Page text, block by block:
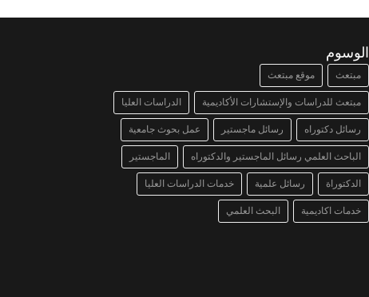
الوسوم
مبتعث موقع مبتعث
مبتعث للدراسات والإستشارات الأكاديمية الدراسات العليا
رسائل دكتوراه رسائل ماجستير عمل بحوث جامعية
الباحث العلمي رسائل الماجستير والدكتوراه الماجستير
الدكتوراة رسائل علمية خدمات الدراسات العليا
خدمات اكاديمية البحث العلمي